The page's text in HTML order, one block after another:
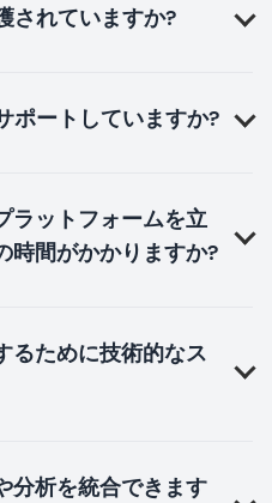
されていますか?
ポートしていますか?
ラットフォームを立
時間がかかりますか?
るために技術的なス
分析を統合できます